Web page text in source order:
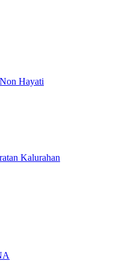
Hayati
Kalurahan